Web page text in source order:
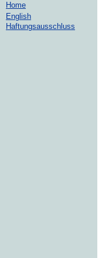
Home
English
Haftungsausschluss